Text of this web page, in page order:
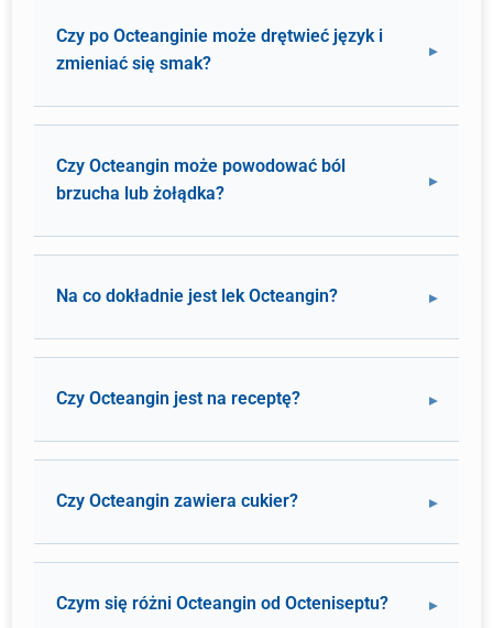
Czy po Octeanginie może drętwieć język i
zmieniać się smak?
Czy Octeangin może powodować ból
brzucha lub żołądka?
Na co dokładnie jest lek Octeangin?
Czy Octeangin jest na receptę?
Czy Octeangin zawiera cukier?
Czym się różni Octeangin od Octeniseptu?